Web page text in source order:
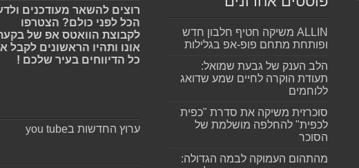
ALLIN משיקה חטיף חלבון חדש
ופותחת מתחם פופ-אפ בגלילות
הלב הענק של גבעת שמואל:
תעודת הוקרה לחיים שמע שדואג
ללוחמים
סוכרזית משיקה את סדרת "כפית
לכפית" להחלפה מושלמת של
הסוכר
מהתהום העמוקה לבמה הגדולה:
רוצים להשאר מעודכנים
הכל לפני כולם? הצטרפו
לקבוצת הוואטס אפ של
אונו ותהיו הראשונים לקבל
כל הדיווחים בעיר שלכם !
ערוץ החדשות בyou tube